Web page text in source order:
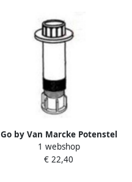
Go by Van Marcke Potenstel
Van Marcke Helion 90x90 cm
Voor Kwartronde Douchebak
1 webshop
€ 22,40